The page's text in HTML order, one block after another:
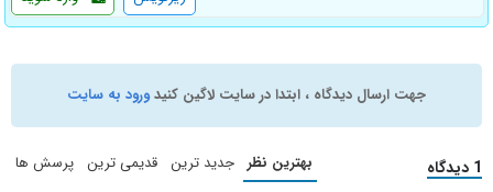
جهت ارسال دیدگاه ، ابتدا در سایت لاگین کنیدورود به سایت
1 دیدگاه بهترین نظر جدید ترین قدیمی ترین پرسش ها